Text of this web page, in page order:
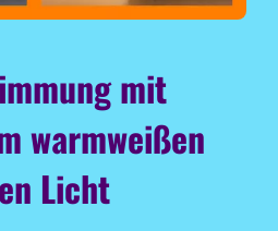
mit
warmweißen
Licht